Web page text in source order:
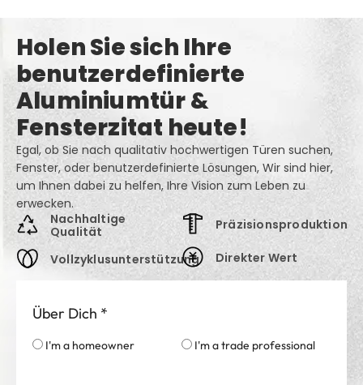
Holen Sie sich Ihre
benutzerdefinierte
Aluminiumtür &
Fensterzitat heute!
Egal, ob Sie nach qualitativ hochwertigen Türen suchen,
Fenster, oder benutzerdefinierte Lösungen, Wir sind hier,
um Ihnen dabei zu helfen, Ihre Vision zum Leben zu
erwecken.
Nachhaltige
Qualität
Vollzyklusunterstützung
Präzisionsproduktion
Direkter Wert